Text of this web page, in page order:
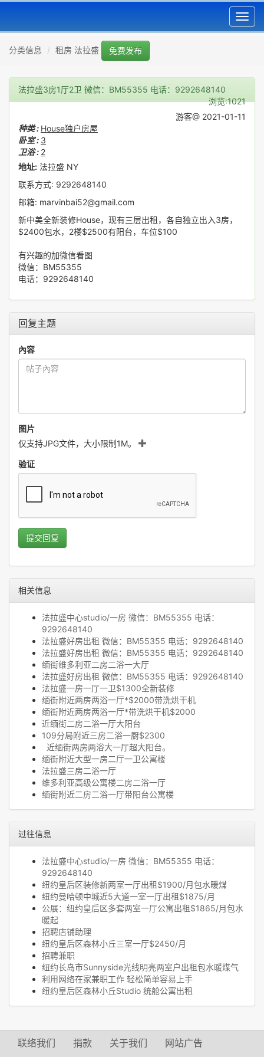
分类信息 租房 法拉盛 免费发布
法拉盛3房1厅2卫 微信：BM55355 电话：9292648140
浏览:1021
游客@ 2021-01-11
种类 : House独户房屋
卧室 : 3
卫浴 : 2
地址: 法拉盛 NY
联系方式: 9292648140
邮箱: marvinbai52@gmail.com
新中美全新装修House，现有三层出租，各自独立出入3房，
$2400包水，2楼$2500有阳台，车位$100
有兴趣的加微信看图
微信：BM55355
电话：9292648140
回复主题
內容
图片
仅支持JPG文件，大小限制1M。
验证
提交回复
相关信息
法拉盛中心studio/一房 微信：BM55355 电话：
9292648140
法拉盛好房出租 微信：BM55355 电话：9292648140
法拉盛好房出租 微信：BM55355 电话：9292648140
缅街维多利亚二房二浴一大厅
法拉盛好房出租 微信：BM55355 电话：9292648140
法拉盛一房一厅一卫$1300全新装修
缅街附近两房两浴一厅*$2000带洗烘干机
缅街附近两房两浴一厅*带洗烘干机$2000
近缅街二房二浴一厅大阳台
109分局附近三房二浴一厨$2300
近缅街两房两浴大一厅超大阳台。
缅街附近大型一房二厅一卫公寓楼
法拉盛三房二浴一厅
维多利亚高级公寓楼二房二浴一厅
缅街附近二房二浴一厅带阳台公寓楼
过往信息
法拉盛中心studio/一房 微信：BM55355 电话：
9292648140
纽约皇后区装修新两室一厅出租$1900/月包水暖煤
纽约曼哈顿中城近5大道一室一厅出租$1875/月
公展：纽约皇后区多套两室一厅公寓出租$1865/月包水
暖起
招聘店铺助理
纽约皇后区森林小丘三室一厅$2450/月
招聘兼职
纽约长岛市Sunnyside光线明亮两室户出租包水暖煤气
利用网络在家兼职工作 轻松简单容易上手
纽约皇后区森林小丘Studio 统舱公寓出租
联络我们 捐款 关于我们 网站广告